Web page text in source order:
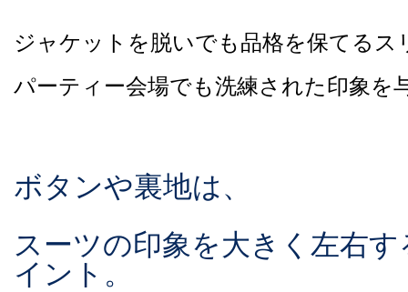
ジャケットを脱いでも品格を保てるス
パーティー会場でも洗練された印象を
ボタンや裏地は、
スーツの印象を大きく左右
イント。